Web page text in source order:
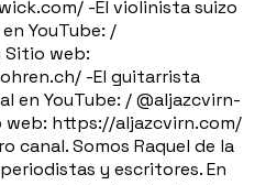
-El violinista suizo
YouTube: /
web:
-El guitarrista
en YouTube: / @aljazcvirn-
https://aljazcvirn.com/
canal. Somos Raquel de la
y escritores. En